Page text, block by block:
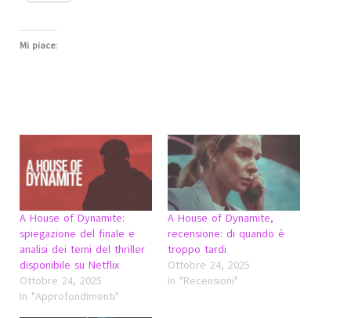
Mi piace:
A House of Dynamite:
spiegazione del finale e
analisi dei temi del thriller
disponibile su Netflix
Ottobre 24, 2025
In "Approfondimenti"
A House of Dynamite,
recensione: di quando è
troppo tardi
Ottobre 24, 2025
In "Recensioni"